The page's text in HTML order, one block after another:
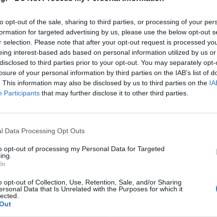
opt-out of the sale, sharing to third parties, or processing of your
for targeted advertising by us, please use the below opt-out
selection. Please note that after your opt-out request is processed
interest-based ads based on personal information utilized by us
to third parties prior to your opt-out. You may separately
of your personal information by third parties on the IAB’s list of
This information may also be disclosed by us to third parties on the
Participants that may further disclose it to other third parties.
Data Processing Opt Outs
opt-out of processing my Personal Data for Targeted
opt-out of Collection, Use, Retention, Sale, and/or Sharing
Data that Is Unrelated with the Purposes for which it
της κυβέρνησης και του κεφαλαίου!
μας! Να δείξουμε σε κράτος και
την δύναμη που κρύβεται στο
και μια γροθιά!» Συμμετέχουμε στις
με τα υπόλοιπα εργατικά συνδικάτα και
24 πανελλαδική
ώστε οι εργαζόμενοι στο δημόσιο να
αγρότες και όλο το λαό που είναι στο
δειλίας και χυδαιότητας!